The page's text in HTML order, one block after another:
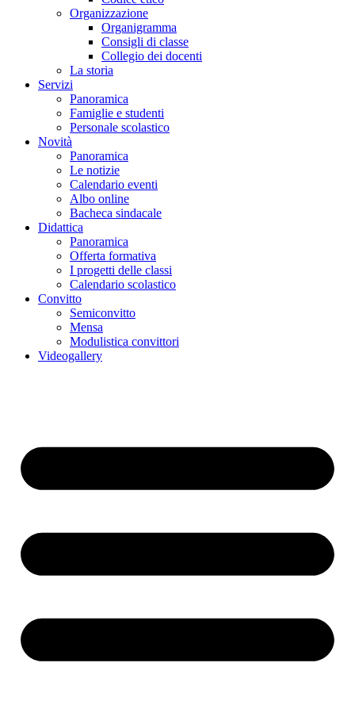
Organizzazione
Organigramma
Consigli di classe
Collegio dei docenti
La storia
Servizi
Panoramica
Famiglie e studenti
Personale scolastico
Novità
Panoramica
Le notizie
Calendario eventi
Albo online
Bacheca sindacale
Didattica
Panoramica
Offerta formativa
I progetti delle classi
Calendario scolastico
Convitto
Semiconvitto
Mensa
Modulistica convittori
Videogallery